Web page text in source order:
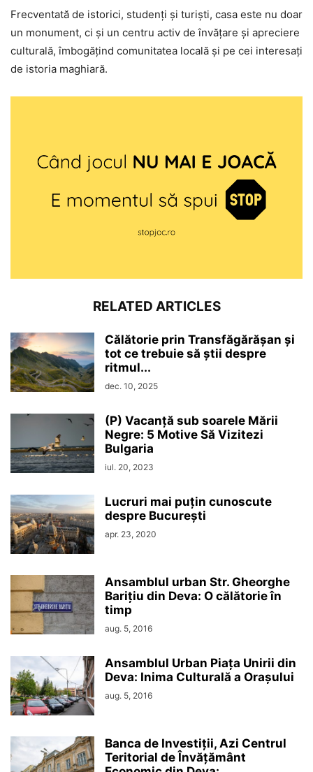
Frecventată de istorici, studenți și turiști, casa este nu doar
un monument, ci și un centru activ de învățare și apreciere
culturală, îmbogățind comunitatea locală și pe cei interesați
de istoria maghiară.
RELATED ARTICLES
Călătorie prin Transfăgărășan și
tot ce trebuie să știi despre
ritmul...
dec. 10, 2025
(P) Vacanță sub soarele Mării
Negre: 5 Motive Să Vizitezi
Bulgaria
iul. 20, 2023
Lucruri mai puțin cunoscute
despre București
apr. 23, 2020
Ansamblul urban Str. Gheorghe
Barițiu din Deva: O călătorie în
timp
aug. 5, 2016
Ansamblul Urban Piața Unirii din
Deva: Inima Culturală a Orașului
aug. 5, 2016
Banca de Investiții, Azi Centrul
Teritorial de Învățământ